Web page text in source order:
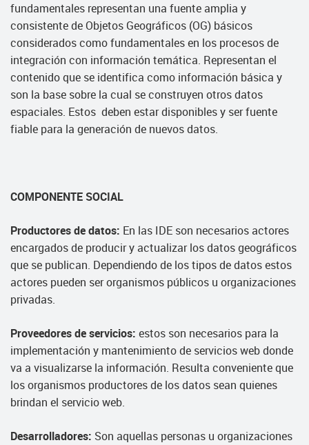
fundamentales representan una fuente amplia y
consistente de Objetos Geográficos (OG) básicos
considerados como fundamentales en los procesos de
integración con información temática. Representan el
contenido que se identifica como información básica y
son la base sobre la cual se construyen otros datos
espaciales. Estos deben estar disponibles y ser fuente
fiable para la generación de nuevos datos.
COMPONENTE SOCIAL
Productores de datos: En las IDE son necesarios actores
encargados de producir y actualizar los datos geográficos
que se publican. Dependiendo de los tipos de datos estos
actores pueden ser organismos públicos u organizaciones
privadas.
Proveedores de servicios: estos son necesarios para la
implementación y mantenimiento de servicios web donde
va a visualizarse la información. Resulta conveniente que
los organismos productores de los datos sean quienes
brindan el servicio web.
Desarrolladores: Son aquellas personas u organizaciones